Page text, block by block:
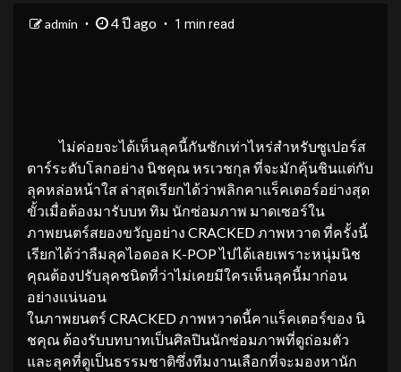
admin 4 ปี ago 1 min read
ไม่ค่อยจะได้เห็นลุคนี้กันซักเท่าไหร่สำหรับซูเปอร์ส
ตาร์ระดับโลกอย่าง นิชคุณ หรเวชกุล ที่จะมักคุ้นชินแต่กับ
ลุคหล่อหน้าใส ล่าสุดเรียกได้ว่าพลิกคาแร็คเตอร์อย่างสุด
ขั้วเมื่อต้องมารับบท ทิม นักซ่อมภาพ มาดเซอร์ใน
ภาพยนตร์สยองขวัญอย่าง CRACKED ภาพหวาด ที่ครั้งนี้
เรียกได้ว่าลืมลุคไอดอล K-POP ไปได้เลยเพราะหนุ่มนิช
คุณต้องปรับลุคชนิดที่ว่าไม่เคยมีใครเห็นลุคนี้มาก่อน
อย่างแน่นอน
ในภาพยนตร์ CRACKED ภาพหวาดนี้คาแร็คเตอร์ของ นิ
ชคุณ ต้องรับบทบาทเป็นศิลปินนักซ่อมภาพที่ดูถ่อมตัว
และลุคที่ดูเป็นธรรมชาติซึ่งทีมงานเลือกที่จะมองหานัก